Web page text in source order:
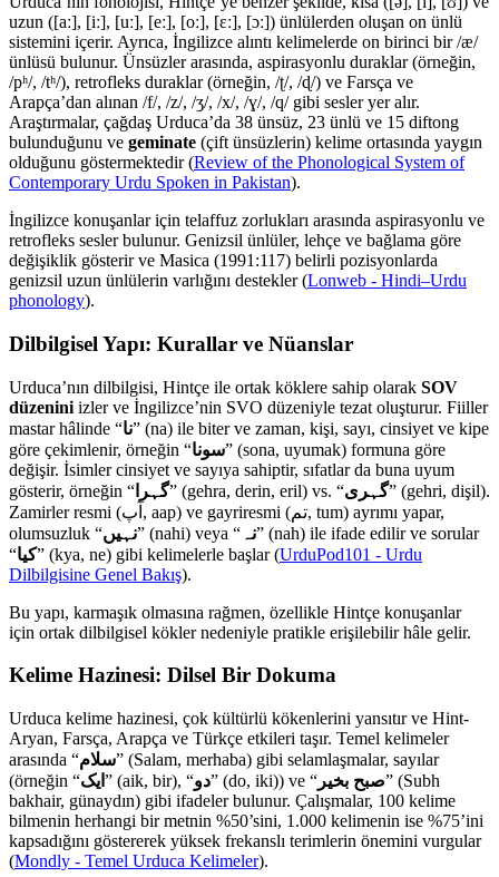
uzun ([aː], [iː], [uː], [eː], [oː], [ɛː], [ɔː]) ünlülerden oluşan on ünlü
sistemini içerir. Ayrıca, İngilizce alıntı kelimelerde on birinci bir /æ/
ünlüsü bulunur. Ünsüzler arasında, aspirasyonlu duraklar (örneğin,
/pʰ/, /tʰ/), retrofleks duraklar (örneğin, /ʈ/, /ɖ/) ve Farsça ve
Arapça’dan alınan /f/, /z/, /ʒ/, /x/, /ɣ/, /q/ gibi sesler yer alır.
Araştırmalar, çağdaş Urduca’da 38 ünsüz, 23 ünlü ve 15 diftong
bulunduğunu ve geminate (çift ünsüzlerin) kelime ortasında yaygın
olduğunu göstermektedir (Review of the Phonological System of
Contemporary Urdu Spoken in Pakistan).
İngilizce konuşanlar için telaffuz zorlukları arasında aspirasyonlu ve
retrofleks sesler bulunur. Genizsil ünlüler, lehçe ve bağlama göre
değişiklik gösterir ve Masica (1991:117) belirli pozisyonlarda
genizsil uzun ünlülerin varlığını destekler (Lonweb - Hindi–Urdu
phonology).
Dilbilgisel Yapı: Kurallar ve Nüanslar
Urduca’nın dilbilgisi, Hintçe ile ortak köklere sahip olarak SOV
düzenini izler ve İngilizce’nin SVO düzeniyle tezat oluşturur. Fiiller
mastar hâlinde “نا” (na) ile biter ve zaman, kişi, sayı, cinsiyet ve kipe
göre çekimlenir, örneğin “سونا” (sona, uyumak) formuna göre
değişir. İsimler cinsiyet ve sayıya sahiptir, sıfatlar da buna uyum
gösterir, örneğin “ گہرا” (gehra, derin, eril) vs. “گہری” (gehri, dişil).
Zamirler resmi (آپ, aap) ve gayriresmi (تم, tum) ayrımı yapar,
olumsuzluk “نہیں” (nahi) veya “ نہ” (nah) ile ifade edilir ve sorular
“کیا” (kya, ne) gibi kelimelerle başlar (UrduPod101 - Urdu
Dilbilgisine Genel Bakış).
Bu yapı, karmaşık olmasına rağmen, özellikle Hintçe konuşanlar
için ortak dilbilgisel kökler nedeniyle pratikle erişilebilir hâle gelir.
Kelime Hazinesi: Dilsel Bir Dokuma
Urduca kelime hazinesi, çok kültürlü kökenlerini yansıtır ve Hint-
Aryan, Farsça, Arapça ve Türkçe etkileri taşır. Temel kelimeler
arasında “سلام” (Salam, merhaba) gibi selamlaşmalar, sayılar
(örneğin “ایک ” (aik, bir), “دو” (do, iki)) ve “ صبح بخیر” (Subh
bakhair, günaydın) gibi ifadeler bulunur. Çalışmalar, 100 kelime
bilmenin herhangi bir metnin %50’sini, 1.000 kelimenin ise %75’ini
kapsadığını göstererek yüksek frekanslı terimlerin önemini vurgular
(Mondly - Temel Urduca Kelimeler).